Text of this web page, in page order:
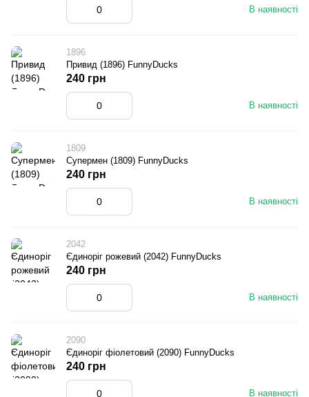
В наявності
1896
Привид (1896) FunnyDucks
В наявності
240 грн
1809
Супермен (1809) FunnyDucks
В наявності
240 грн
2042
Єдиноріг рожевий (2042) FunnyDucks
В наявності
240 грн
2090
Єдиноріг фіолетовий (2090) FunnyDucks
В наявності
240 грн